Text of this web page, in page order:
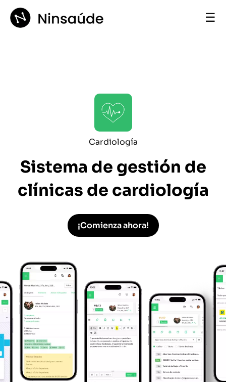
☰
Cardiología
Sistema de gestión de
clínicas de cardiología
¡Comienza ahora!